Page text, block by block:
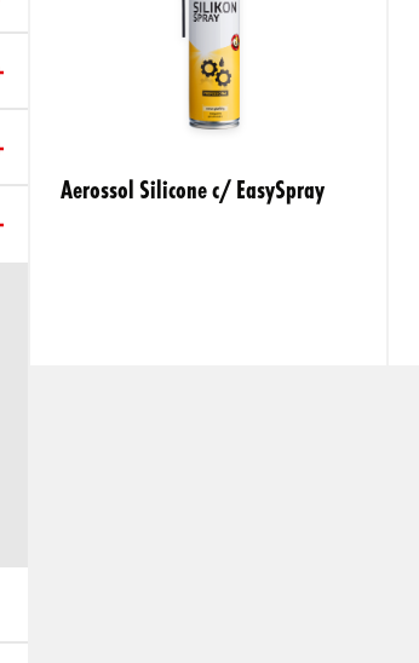
Aerossol Silicone c/ EasySpray